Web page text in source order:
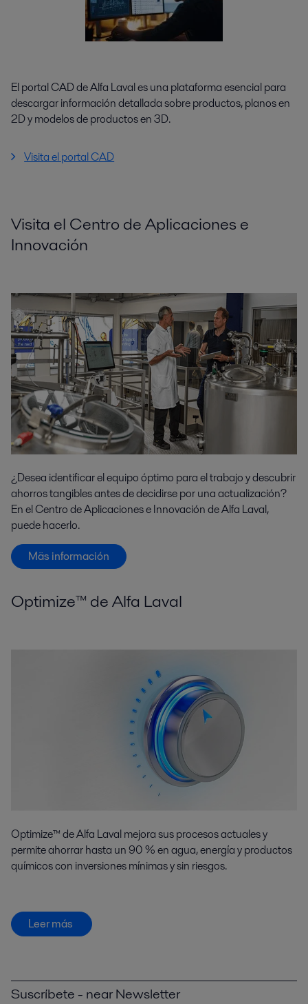
El portal CAD de Alfa Laval es una plataforma esencial para
descargar información detallada sobre productos, planos en
2D y modelos de productos en 3D.
Visita el portal CAD
Visita el Centro de Aplicaciones e
Innovación
¿Desea identificar el equipo óptimo para el trabajo y descubrir
ahorros tangibles antes de decidirse por una actualización?
En el Centro de Aplicaciones e Innovación de Alfa Laval,
puede hacerlo.
Mäs información
Optimize™ de Alfa Laval
Optimize™ de Alfa Laval mejora sus procesos actuales y
permite ahorrar hasta un 90 % en agua, energía y productos
químicos con inversiones mínimas y sin riesgos.
Leer más
Suscríbete - near Newsletter